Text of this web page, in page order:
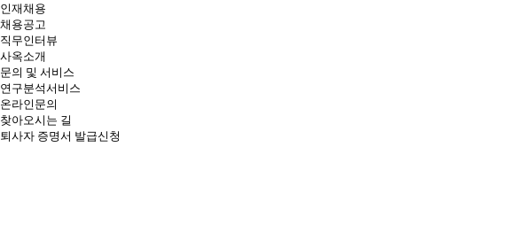
인재채용
채용공고
직무인터뷰
사옥소개
문의 및 서비스
연구분석서비스
온라인문의
찾아오시는 길
퇴사자 증명서 발급신청